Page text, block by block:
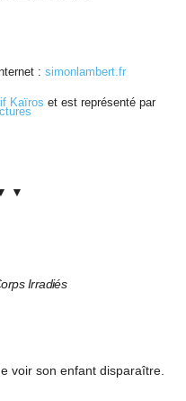
: simonlambert.fr
Kaïros et est représenté par
▼
Irradiés
voir son enfant disparaître.